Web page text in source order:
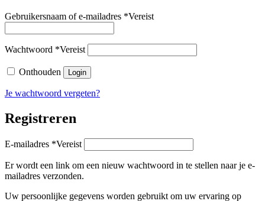
Gebruikersnaam of e-mailadres *Vereist
Wachtwoord *Vereist
Onthouden Login
Je wachtwoord vergeten?
Registreren
E-mailadres *Vereist
Er wordt een link om een nieuw wachtwoord in te stellen naar je e-
mailadres verzonden.
Uw persoonlijke gegevens worden gebruikt om uw ervaring op